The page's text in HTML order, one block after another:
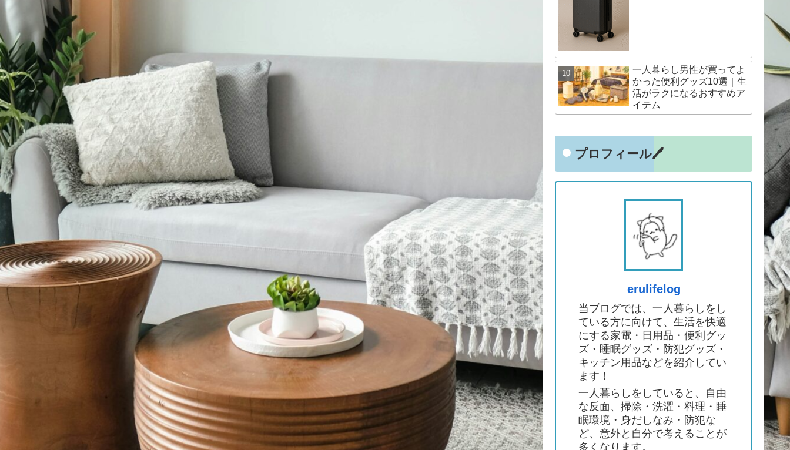
一人暮らし男性が買ってよ
かった便利グッズ10選｜生
活がラクになるおすすめア
イテム
プロフィール🖊️
erulifelog
当ブログでは、一人暮らしをし
ている方に向けて、生活を快適
にする家電・日用品・便利グッ
ズ・睡眠グッズ・防犯グッズ・
キッチン用品などを紹介してい
ます！
一人暮らしをしていると、自由
な反面、掃除・洗濯・料理・睡
眠環境・身だしなみ・防犯な
ど、意外と自分で考えることが
多くなります。